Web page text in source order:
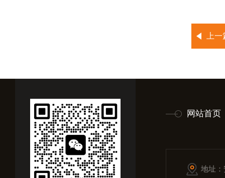
上
网站首页
地址